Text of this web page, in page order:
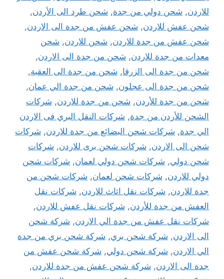
للاردن, شحن دولي من جدة, شحن طرد الى الأردن,
شحن عفش للاردن, شحن عفش من جدة الى الاردن,
شحن عفش من جدة للاردن, شحن للاردن, شحن
معدات من جدة للاردن, شحن من جدة الى الاردن,
شحن من جدة الى الزرقا, شحن من جدة الى العقبة,
شحن من جدة الى عجلون, شحن من جدة الي عمان,
شحن من جدة للأردن, شحن من جدة للاردن, شركات
الشحن للأردن من جدة, شركات النقل البري فى الاردن
الي جدة, شركات شحن البضائع من جدة للاردن, شركات
شحن الى الاردن, شركات شحن برى للاردن, شركات
شحن دولي, شركات شحن دولي لعمان, شركات شحن
دولي للاردن, شركات شحن لعمان, شركات شحن من
جدة للاردن, شركات نقل اثاث للاردن, شركات نقل
العفش من جدة للأردن, شركات نقل عفش للاردن,
شركات نقل عفش من جدة الي الاردن, شركة شحن
الى الاردن, شركة شحن بري, شركة شحن بري من جدة
الي الاردن, شركة شحن دولي, شركة شحن عفش من
جدة الى الاردن, شركة شحن عفش من جدة للاردن,